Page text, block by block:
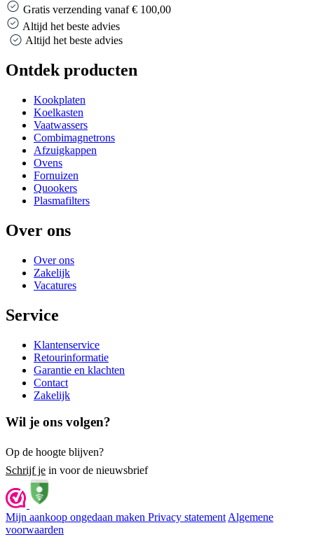
Gratis verzending vanaf € 100,00
Altijd het beste advies
Altijd het beste advies
Ontdek producten
Kookplaten
Koelkasten
Vaatwassers
Combimagnetrons
Afzuigkappen
Ovens
Fornuizen
Quookers
Plasmafilters
Over ons
Over ons
Zakelijk
Vacatures
Service
Klantenservice
Retourinformatie
Garantie en klachten
Contact
Zakelijk
Wil je ons volgen?
Op de hoogte blijven?
Schrijf je in voor de nieuwsbrief
Mijn aankoop ongedaan maken Privacy statement Algemene
voorwaarden